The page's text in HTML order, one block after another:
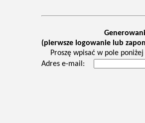
(pierwsze logowanie lub
Proszę wpisać w pole
Adres e-mail: